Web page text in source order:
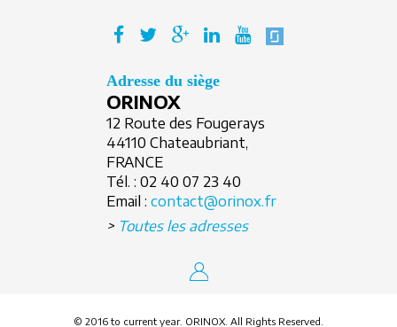
Adresse du siège
ORINOX
12 Route des Fougerays
44110 Chateaubriant,
FRANCE
Tél. : 02 40 07 23 40
Email : contact@orinox.fr
> Toutes les adresses
© 2016 to current year. ORINOX. All Rights Reserved.